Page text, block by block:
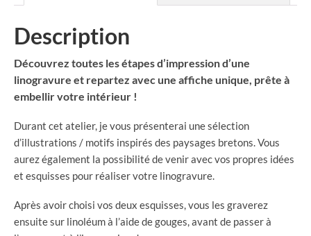
Description
Découvrez toutes les étapes d’impression d’une
linogravure et repartez avec une affiche unique, prête à
embellir votre intérieur !
Durant cet atelier, je vous présenterai une sélection
d’illustrations / motifs inspirés des paysages bretons. Vous
aurez également la possibilité de venir avec vos propres idées
et esquisses pour réaliser votre linogravure.
Après avoir choisi vos deux esquisses, vous les graverez
ensuite sur linoléum à l’aide de gouges, avant de passer à